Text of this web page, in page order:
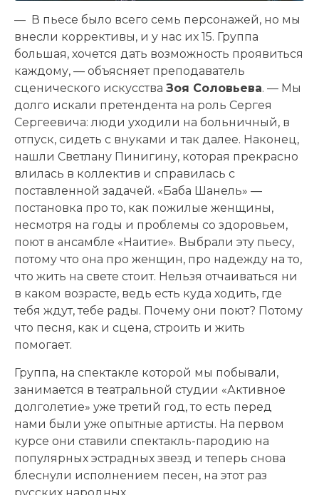
— В пьесе было всего семь персонажей, но мы
внесли коррективы, и у нас их 15. Группа
большая, хочется дать возможность проявиться
каждому, — объясняет преподаватель
сценического искусства Зоя Соловьева. — Мы
долго искали претендента на роль Сергея
Сергеевича: люди уходили на больничный, в
отпуск, сидеть с внуками и так далее. Наконец,
нашли Светлану Пинигину, которая прекрасно
влилась в коллектив и справилась с
поставленной задачей. «Баба Шанель» —
постановка про то, как пожилые женщины,
несмотря на годы и проблемы со здоровьем,
поют в ансамбле «Наитие». Выбрали эту пьесу,
потому что она про женщин, про надежду на то,
что жить на свете стоит. Нельзя отчаиваться ни
в каком возрасте, ведь есть куда ходить, где
тебя ждут, тебе рады. Почему они поют? Потому
что песня, как и сцена, строить и жить
помогает.
Группа, на спектакле которой мы побывали,
занимается в театральной студии «Активное
долголетие» уже третий год, то есть перед
нами были уже опытные артисты. На первом
курсе они ставили спектакль-пародию на
популярных эстрадных звезд и теперь снова
блеснули исполнением песен, на этот раз
русских народных.